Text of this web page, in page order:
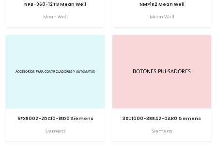
NPB-360-12TB Mean Well
Mean Well
NMP1K2 Mean Well
Mean Well
6FX8002-2DC10-1BD0 Siemens
Siemens
3SU1000-3BB42-0AK0 Siemens
Siemens